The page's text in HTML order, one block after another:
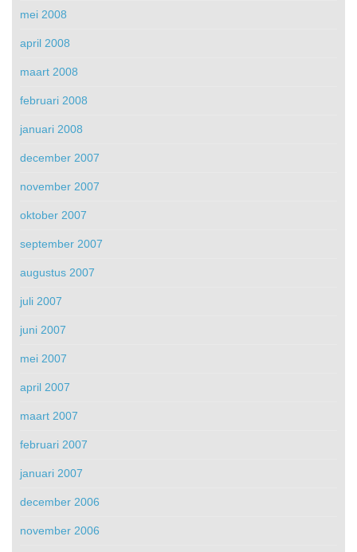
mei 2008
april 2008
maart 2008
februari 2008
januari 2008
december 2007
november 2007
oktober 2007
september 2007
augustus 2007
juli 2007
juni 2007
mei 2007
april 2007
maart 2007
februari 2007
januari 2007
december 2006
november 2006